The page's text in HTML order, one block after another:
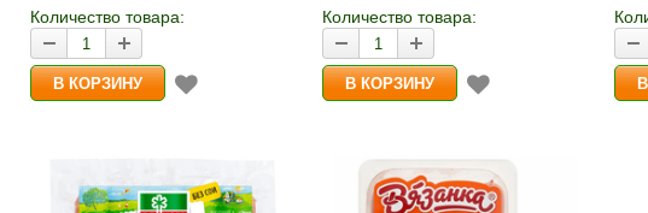
Количество товара: Количество товара: